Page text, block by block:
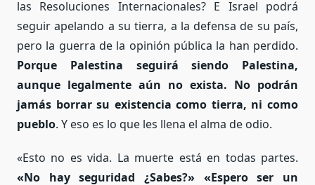
las Resoluciones Internacionales? E Israel podrá
seguir apelando a su tierra, a la defensa de su país,
pero la guerra de la opinión pública la han perdido.
Porque Palestina seguirá siendo Palestina,
aunque legalmente aún no exista. No podrán
jamás borrar su existencia como tierra, ni como
pueblo. Y eso es lo que les llena el alma de odio.
«Esto no es vida. La muerte está en todas partes.
«No hay seguridad ¿Sabes?» «Espero ser un